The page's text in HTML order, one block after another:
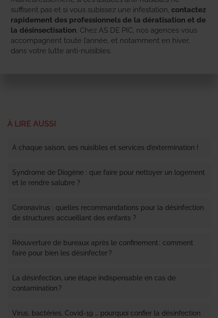
suffisent pas et si vous subissez une infestation, contactez
rapidement des professionnels de la dératisation et de
la désinsectisation. Chez AS DE PIC, nos agences vous
accompagnent toute l’année, et notamment en hiver,
dans votre lutte anti-nuisibles.
À LIRE AUSSI
A chaque saison, ses nuisibles et services d’extermination !
Syndrome de Diogène : que faire pour nettoyer un logement
et le rendre salubre ?
Coronavirus : quelles recommandations pour la désinfection
de structures accueillant des enfants ?
Réouverture de bureaux après le confinement : comment
faire pour bien les désinfecter ?
La désinfection, une étape indispensable en cas de
contamination ?
Virus, bactéries, Covid-19 … pourquoi confier la désinfection